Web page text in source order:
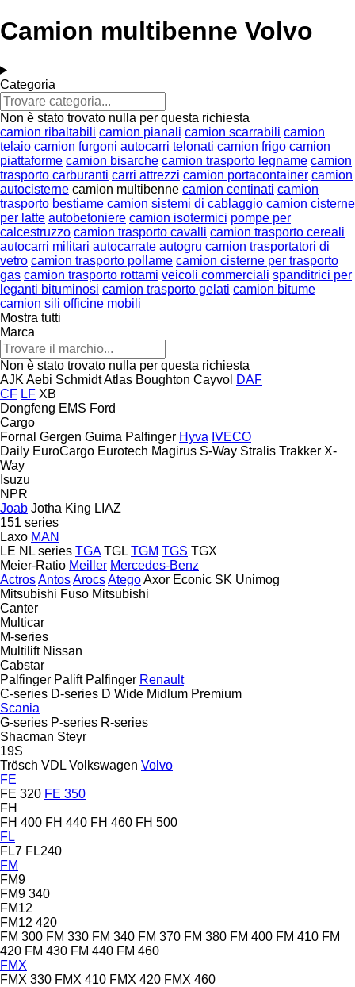
Camion multibenne Volvo
Categoria
Non è stato trovato nulla per questa richiesta
camion ribaltabili camion pianali camion scarrabili camion
telaio camion furgoni autocarri telonati camion frigo camion
piattaforme camion bisarche camion trasporto legname camion
trasporto carburanti carri attrezzi camion portacontainer camion
autocisterne camion multibenne camion centinati camion
trasporto bestiame camion sistemi di cablaggio camion cisterne
per latte autobetoniere camion isotermici pompe per
calcestruzzo camion trasporto cavalli camion trasporto cereali
autocarri militari autocarrate autogru camion trasportatori di
vetro camion trasporto pollame camion cisterne per trasporto
gas camion trasporto rottami veicoli commerciali spanditrici per
leganti bituminosi camion trasporto gelati camion bitume
camion sili officine mobili
Mostra tutti
Marca
Non è stato trovato nulla per questa richiesta
AJK Aebi SchmidtAtlas Boughton Cayvol DAF
CF LF XB
Dongfeng EMS Ford
Cargo
Fornal Gergen Guima Palfinger Hyva IVECO
Daily EuroCargo Eurotech Magirus S-Way Stralis Trakker X-
Way
Isuzu
NPR
Joab Jotha King LIAZ
151 series
Laxo MAN
LE NL series TGA TGL TGM TGS TGX
Meier-Ratio Meiller Mercedes-Benz
ActrosAntosArocsAtegoAxor Econic SK Unimog
Mitsubishi Fuso Mitsubishi
Canter
Multicar
M-series
Multilift Nissan
Cabstar
Palfinger Palift Palfinger Renault
C-series D-series D Wide Midlum Premium
Scania
G-series P-series R-series
Shacman Steyr
19S
Trösch VDL Volkswagen Volvo
FE
FE 320 FE 350
FH
FH 400 FH 440 FH 460 FH 500
FL
FL7 FL240
FM
FM9
FM9 340
FM12
FM12 420
FM 300 FM 330 FM 340 FM 370 FM 380 FM 400 FM 410 FM
420 FM 430 FM 440 FM 460
FMX
FMX 330 FMX 410 FMX 420 FMX 460